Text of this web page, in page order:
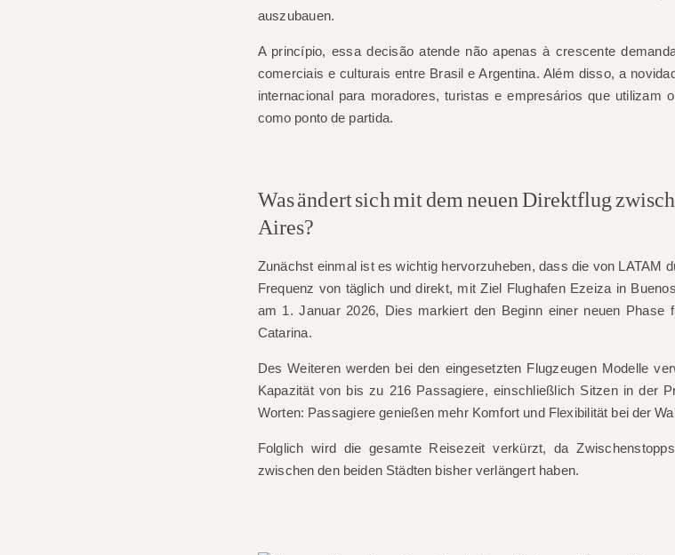
auszubauen.
A princípio, essa decisão atende não apenas à crescente
comerciais e culturais entre Brasil e Argentina. Além disso, a
internacional para moradores, turistas e empresários que utilizam
como ponto de partida.
Was ändert sich mit dem neuen Direktflug
Aires?
Zunächst einmal ist es wichtig hervorzuheben, dass die von LATAM
Frequenz von täglich und direkt, mit Ziel Flughafen Ezeiza in
am 1. Januar 2026, Dies markiert den Beginn einer neuen Phase
Catarina.
Des Weiteren werden bei den eingesetzten Flugzeugen Modelle
Kapazität von bis zu 216 Passagiere, einschließlich Sitzen in der
Worten: Passagiere genießen mehr Komfort und Flexibilität bei der
Folglich wird die gesamte Reisezeit verkürzt, da
zwischen den beiden Städten bisher verlängert haben.